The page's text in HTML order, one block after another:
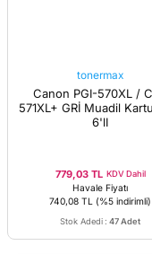
tonermax
Canon PGI-570XL /
571XL+ GRİ Muadil
6'lI
779,03 TL KDV Dahil
Havale Fiyatı
740,08 TL (%5 indirimli)
Stok Adedi : 47 Adet